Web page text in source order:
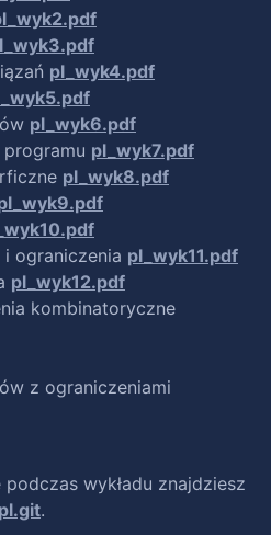
pl_wyk4.pdf
pl_wyk6.pdf
programu pl_wyk7.pdf
pl_wyk8.pdf
ograniczenia pl_wyk11.pdf
pl_wyk12.pdf
kombinatoryczne
z ograniczeniami
wykładu znajdziesz
.